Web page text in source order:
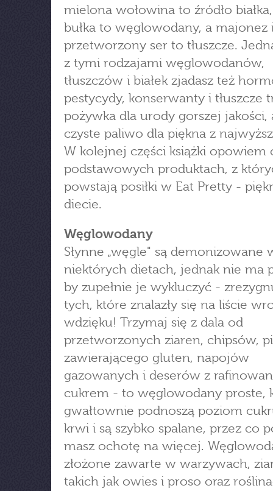
mielona wołowina to źródło białka,
bułka to węglowodany, a majonez
przetworzony ser to tłuszcze.
z tymi rodzajami węglowodanów,
tłuszczów i białek zjadasz też
pestycydy, konserwanty i tłuszcze
pożywka dla urody gorszej jakości,
czyste paliwo dla piękna z
W kolejnej części książki opowiem
podstawowych produktach, z
powstają posiłki w Eat Pretty -
diecie.
Węglowodany
Słynne „węgle" są demonizowane
niektórych dietach, jednak nie ma
by zupełnie je wykluczyć -
tych, które znalazły się na liście
wdzięku! Trzymaj się z dala od
przetworzonych ziaren, chipsów,
zawierającego gluten, napojów
gazowanych i deserów z
cukrem - to węglowodany proste,
gwałtownie podnoszą poziom
krwi i są szybko spalane, przez co
masz ochotę na więcej.
złożone zawarte w warzywach,
takich jak owies i proso oraz